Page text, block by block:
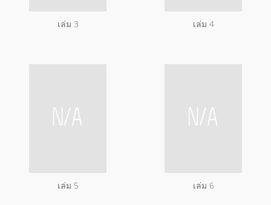
เล่ม 3 เล่ม 4
เล่ม 5 เล่ม 6